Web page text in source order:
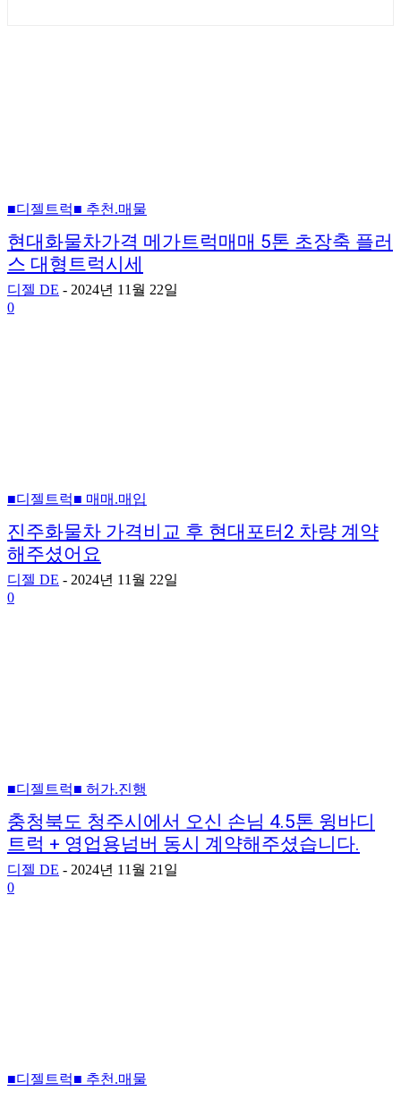
■디젤트럭■ 추천.매물
현대화물차가격 메가트럭매매 5톤 초장축 플러
스 대형트럭시세
디젤 DE - 2024년 11월 22일
0
■디젤트럭■ 매매.매입
진주화물차 가격비교 후 현대포터2 차량 계약
해주셨어요
디젤 DE - 2024년 11월 22일
0
■디젤트럭■ 허가.진행
충청북도 청주시에서 오신 손님 4.5톤 윙바디
트럭 + 영업용넘버 동시 계약해주셨습니다.
디젤 DE - 2024년 11월 21일
0
■디젤트럭■ 추천.매물